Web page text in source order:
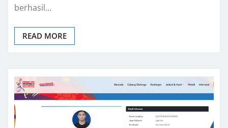
berhasil…
READ MORE